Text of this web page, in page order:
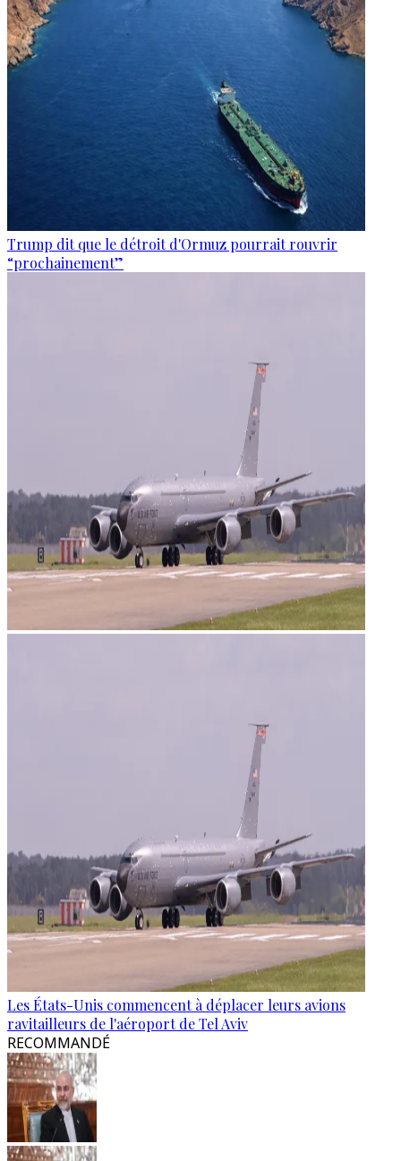
Trump dit que le détroit d'Ormuz pourrait rouvrir
“prochainement”
Les États-Unis commencent à déplacer leurs avions
ravitailleurs de l'aéroport de Tel Aviv
RECOMMANDÉ